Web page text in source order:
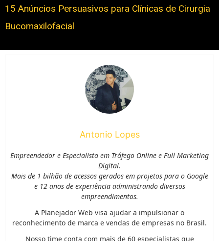
15 Anúncios Persuasivos para Clínicas de Cirurgia
Bucomaxilofacial
Antonio Lopes
Empreendedor e Especialista em Tráfego Online e Full Marketing
Digital.
Mais de 1 bilhão de acessos gerados em projetos para o Google
e 12 anos de experiência administrando diversos
empreendimentos.
A Planejador Web visa ajudar a impulsionar o
reconhecimento de marca e vendas de empresas no Brasil.
Nosso time conta com mais de 60 especialistas que